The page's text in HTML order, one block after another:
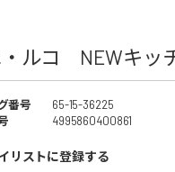
・ルコ NEWキッ
番号
65-15-36225
4995860400861
リストに登録する